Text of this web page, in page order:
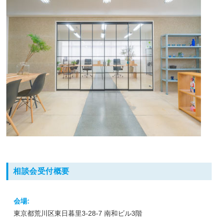
相談会受付概要
会場:
東京都荒川区東日暮里3-28-7 南和ビル3階